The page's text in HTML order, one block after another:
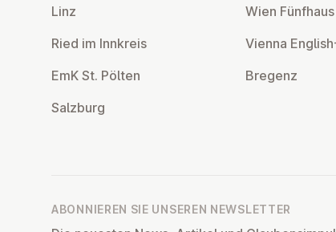
Linz
Ried im Innkreis
EmK St. Pölten
Salzburg
Wien Fünfhaus
Vienna
Bregenz
ABONNIEREN SIE UNSEREN NEWSLETTER